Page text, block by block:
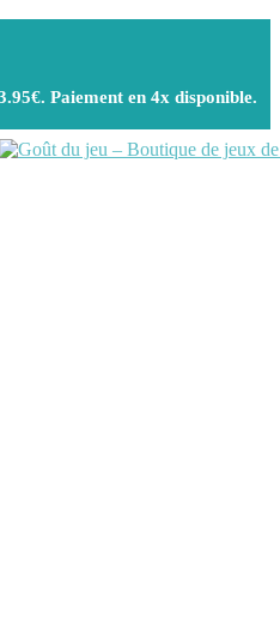
Paiement en 4x disponible.